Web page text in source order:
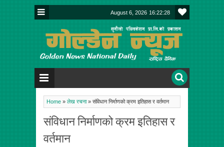
August 6, 2026 16:22:29
Home » लेख रचना » संविधान निर्माणको क्रम इतिहास र वर्तमान
संविधान निर्माणको क्रम इतिहास र
वर्तमान